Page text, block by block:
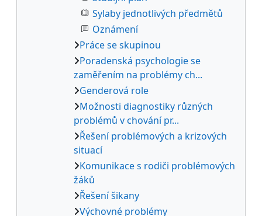
Sylaby jednotlivých předmětů
Oznámení
Práce se skupinou
Poradenská psychologie se
zaměřením na problémy ch...
Genderová role
Možnosti diagnostiky různých
problémů v chování pr...
Řešení problémových a krizových
situací
Komunikace s rodiči problémových
žáků
Řešení šikany
Výchovné problémy